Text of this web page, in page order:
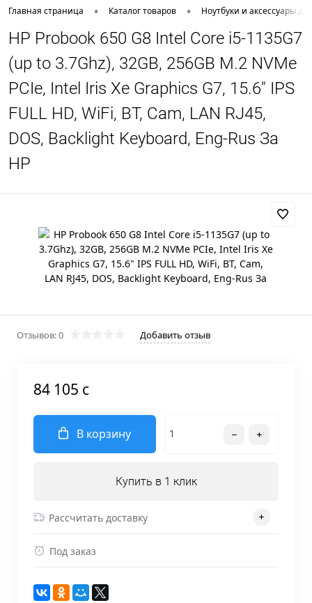
Главная страница • Каталог товаров • Ноутбуки и аксессуары
HP Probook 650 G8 Intel Core i5-1135G7
(up to 3.7Ghz), 32GB, 256GB M.2 NVMe
PCIe, Intel Iris Xe Graphics G7, 15.6" IPS
FULL HD, WiFi, BT, Cam, LAN RJ45,
DOS, Backlight Keyboard, Eng-Rus За
HP
Отзывов: 0 Добавить отзыв
84 105 c
В корзину
Купить в 1 клик
Рассчитать доставку
Под заказ